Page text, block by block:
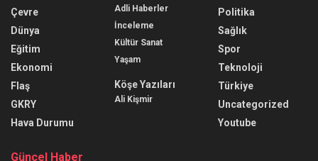
Çevre
Dünya
Eğitim
Ekonomi
Flaş
GKRY
Hava Durumu
Adli Haberler
İnceleme
Kültür Sanat
Yaşam
Köşe Yazıları
Ali Kişmir
Politika
Sağlık
Spor
Teknoloji
Türkiye
Uncategorized
Youtube
Güncel Haber